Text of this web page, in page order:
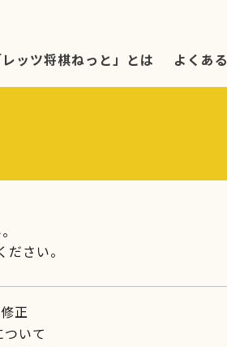
レッツ将棋ねっと」とは よくあ
ださい。
正
いて